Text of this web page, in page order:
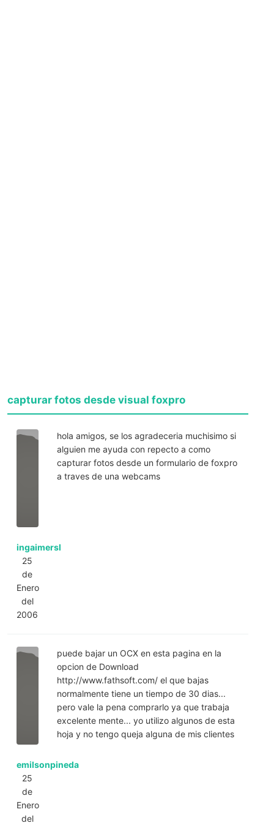
capturar fotos desde visual foxpro
ingaimersl
25
de
Enero
del
2006
hola amigos, se los agradeceria muchisimo si
alguien me ayuda con repecto a como
capturar fotos desde un formulario de foxpro
a traves de una webcams
emilsonpineda
25
de
Enero
del
puede bajar un OCX en esta pagina en la
opcion de Download
http://www.fathsoft.com/ el que bajas
normalmente tiene un tiempo de 30 dias...
pero vale la pena comprarlo ya que trabaja
excelente mente... yo utilizo algunos de esta
hoja y no tengo queja alguna de mis clientes